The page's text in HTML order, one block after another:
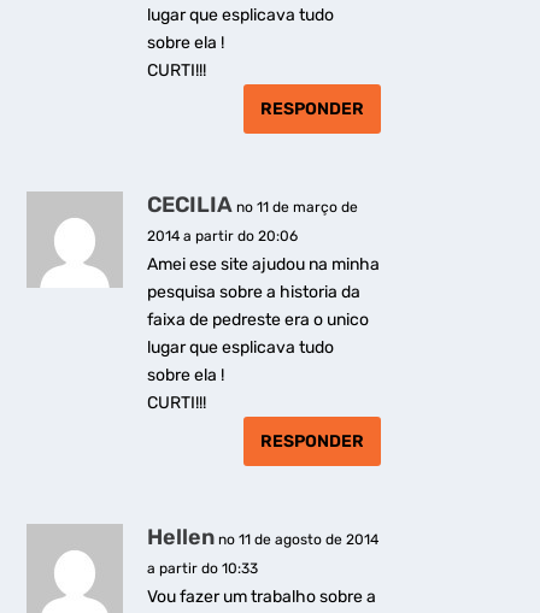
lugar que esplicava tudo
sobre ela !
CURTI!!!
RESPONDER
CECILIA no 11 de março de
2014 a partir do 20:06
Amei ese site ajudou na minha
pesquisa sobre a historia da
faixa de pedreste era o unico
lugar que esplicava tudo
sobre ela !
CURTI!!!
RESPONDER
Hellen no 11 de agosto de 2014
a partir do 10:33
Vou fazer um trabalho sobre a